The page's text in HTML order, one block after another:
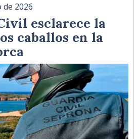
de 2026
esclarece la
caballos en la